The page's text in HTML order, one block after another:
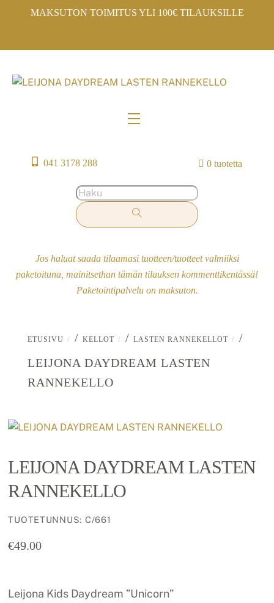
MAKSUTON TOIMITUS YLI 100€ TILAUKSILLE
Menu
041 3178 288 0 tuotetta
Jos haluat saada tilaamasi tuotteen/tuotteet valmiiksi
paketoituna, mainitsethan tämän tilauksen kommenttikentässä!
Paketointipalvelu on maksuton.
ETUSIVU / KELLOT / LASTEN RANNEKELLOT
/
LEIJONA DAYDREAM LASTEN
RANNEKELLO
LEIJONA DAYDREAM LASTEN
RANNEKELLO
TUOTETUNNUS: C/661
€49.00
Leijona Kids Daydream ”Unicorn”